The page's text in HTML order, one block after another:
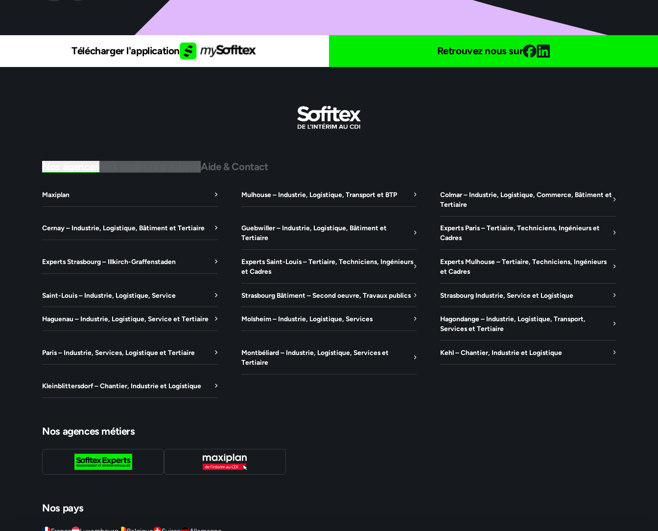
Télécharger l'application Retrouvez nous sur
Nos secteurs d'activitéAide & Contact
Maxiplan Mulhouse – Industrie, Logistique, Transport et BTP
Colmar – Industrie, Logistique, Commerce, Bâtiment et
Tertiaire
Cernay – Industrie, Logistique, Bâtiment et Tertiaire
Guebwiller – Industrie, Logistique, Bâtiment et
Tertiaire
Experts Paris – Tertiaire, Techniciens, Ingénieurs et
Cadres
Experts Strasbourg – Illkirch-Graffenstaden
Experts Saint-Louis – Tertiaire, Techniciens, Ingénieurs
et Cadres
Experts Mulhouse – Tertiaire, Techniciens, Ingénieurs
et Cadres
Saint-Louis – Industrie, Logistique, Service Strasbourg Bâtiment – Second oeuvre, Travaux publics Strasbourg Industrie, Service et Logistique
Haguenau – Industrie, Logistique, Service et Tertiaire Molsheim – Industrie, Logistique, Services
Hagondange – Industrie, Logistique, Transport,
Services et Tertiaire
Paris – Industrie, Services, Logistique et Tertiaire
Montbéliard – Industrie, Logistique, Services et
Tertiaire
Kehl – Chantier, Industrie et Logistique
Kleinblittersdorf – Chantier, Industrie et Logistique
Nos agences métiers
Nos pays